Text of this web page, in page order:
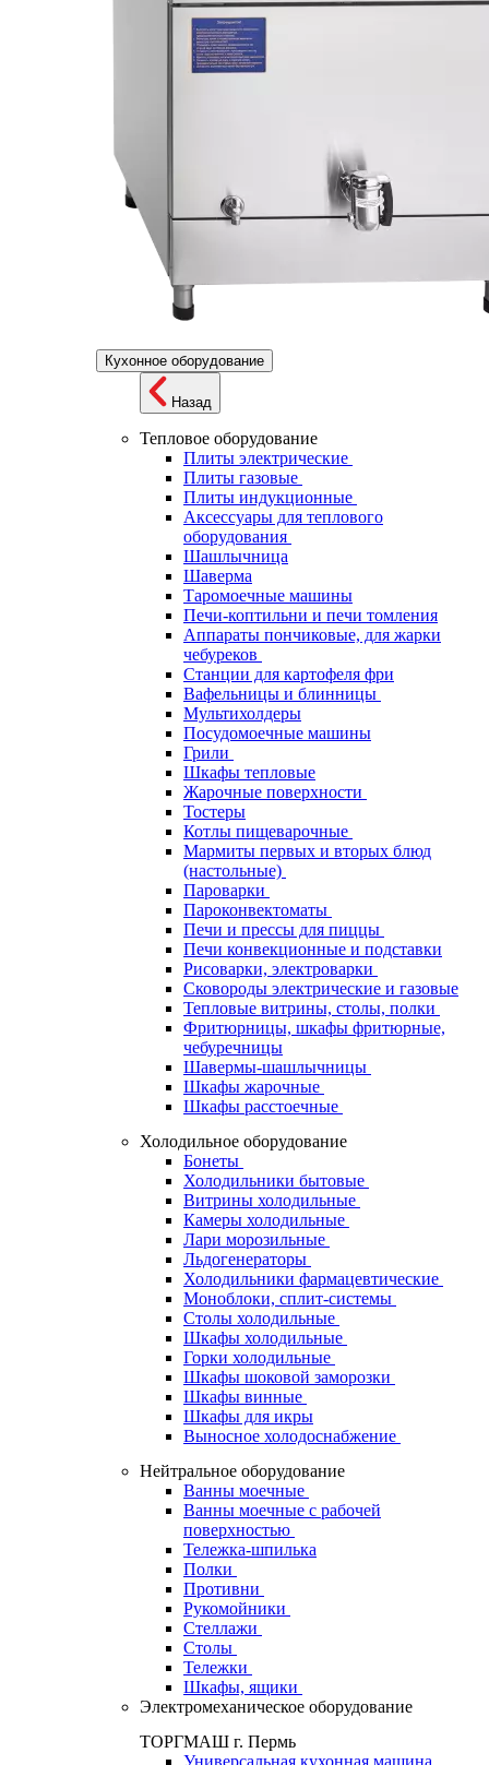
Кухонное оборудование
Назад
Тепловое оборудование
Плиты электрические
Плиты газовые
Плиты индукционные
Аксессуары для теплового
оборудования
Шашлычница
Шаверма
Таромоечные машины
Печи-коптильни и печи томления
Аппараты пончиковые, для жарки
чебуреков
Станции для картофеля фри
Вафельницы и блинницы
Мультихолдеры
Посудомоечные машины
Грили
Шкафы тепловые
Жарочные поверхности
Тостеры
Котлы пищеварочные
Мармиты первых и вторых блюд
(настольные)
Пароварки
Пароконвектоматы
Печи и прессы для пиццы
Печи конвекционные и подставки
Рисоварки, электроварки
Сковороды электрические и газовые
Тепловые витрины, столы, полки
Фритюрницы, шкафы фритюрные,
чебуречницы
Шавермы-шашлычницы
Шкафы жарочные
Шкафы расстоечные
Холодильное оборудование
Бонеты
Холодильники бытовые
Витрины холодильные
Камеры холодильные
Лари морозильные
Льдогенераторы
Холодильники фармацевтические
Моноблоки, сплит-системы
Столы холодильные
Шкафы холодильные
Горки холодильные
Шкафы шоковой заморозки
Шкафы винные
Шкафы для икры
Выносное холодоснабжение
Нейтральное оборудование
Ванны моечные
Ванны моечные с рабочей
поверхностью
Тележка-шпилька
Полки
Противни
Рукомойники
Стеллажи
Столы
Тележки
Шкафы, ящики
Электромеханическое оборудование
ТОРГМАШ г. Пермь
Универсальная кухонная машина